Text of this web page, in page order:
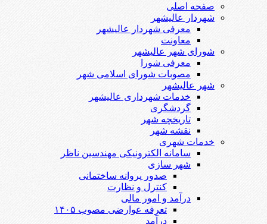
صفحه اصلی
شهردار عالیشهر
معرفی شهردار عالیشهر
معاونت
شورای شهر عالیشهر
معرفی شورا
مصوبات شورای اسلامی شهر
شهر عالیشهر
خدمات شهرداری عالیشهر
گردشگری
تاریخچه شهر
نقشه شهر
خدمات شهری
سامانه الکترونیکی مهندسین ناظر
شهر سازی
صدور پروانه ساختمانی
کنترل و نظارت
درآمد و امور مالی
تعرفه عوارضی مصوب ۱۴۰۵
درآمد